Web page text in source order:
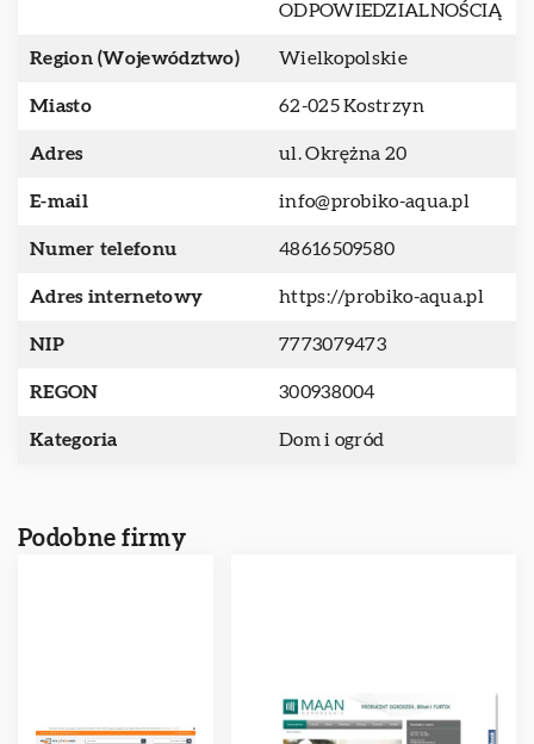
ODPOWIEDZIALNOŚCIĄ
Region (Województwo) Wielkopolskie
Miasto 62-025 Kostrzyn
Adres ul. Okrężna 20
E-mail info@probiko-aqua.pl
Numer telefonu 48616509580
Adres internetowy https://probiko-aqua.pl
NIP 7773079473
REGON 300938004
Kategoria Dom i ogród
Podobne firmy